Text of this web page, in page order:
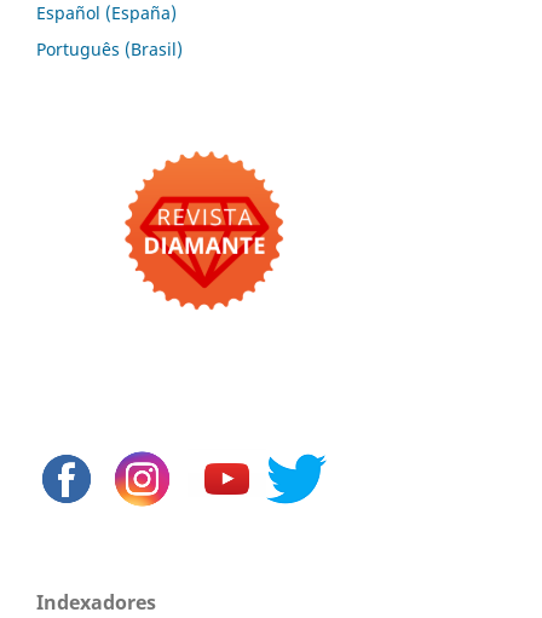
Español (España)
Português (Brasil)
Indexadores